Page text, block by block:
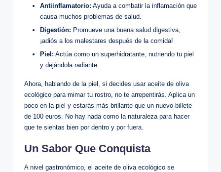
Antiinflamatorio: Ayuda a combatir la inflamación que
causa muchos problemas de salud.
Digestión: Promueve una buena salud digestiva,
¡adiós a los malestares después de la comida!
Piel: Actúa como un superhidratante, nutriendo tu piel
y dejándola radiante.
Ahora, hablando de la piel, si decides usar aceite de oliva
ecológico para mimar tu rostro, no te arrepentirás. Aplica un
poco en la piel y estarás más brillante que un nuevo billete
de 100 euros. No hay nada como la naturaleza para hacer
que te sientas bien por dentro y por fuera.
Un Sabor Que Conquista
A nivel gastronómico, el aceite de oliva ecológico se